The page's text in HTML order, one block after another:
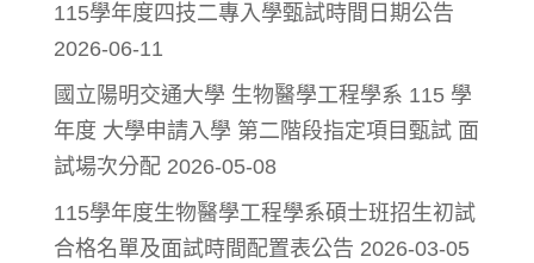
115學年度四技二專入學甄試時間日期公告
2026-06-11
國立陽明交通大學 生物醫學工程學系 115 學
年度 大學申請入學 第二階段指定項目甄試 面
試場次分配 2026-05-08
115學年度生物醫學工程學系碩士班招生初試
合格名單及面試時間配置表公告 2026-03-05